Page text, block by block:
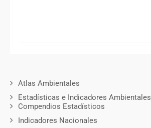
Atlas Ambientales
Estadísticas e Indicadores Ambientales
Compendios Estadísticos
Indicadores Nacionales